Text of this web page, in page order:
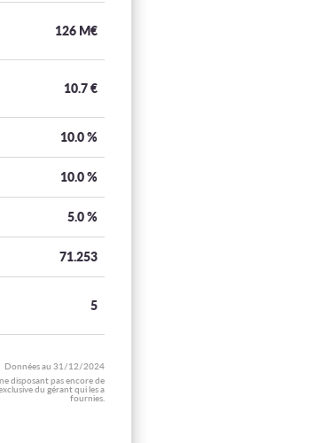
126 M€
10.7€
10.0%
10.0%
5.0%
71.253
5
Données au 31/12/2024
disposant pas encore de
du gérant qui les a
fournies.